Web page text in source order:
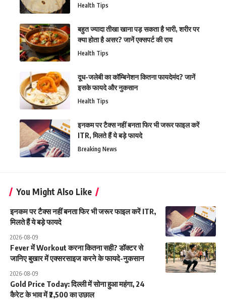
Health Tips
बहुत ज्यादा तीखा खाना पड़ सकता है भारी, शरीर पर
क्या होता है असर? जानें एक्सपर्ट की राय
Health Tips
दूध-जलेबी का कॉम्बिनेशन कितना फायदेमंद? जानें
इसके फायदे और नुकसान
Health Tips
इनकम पर टैक्स नहीं बनता फिर भी जरूर फाइल करें
ITR, मिलते हैं ये बड़े फायदे
Breaking News
You Might Also Like
इनकम पर टैक्स नहीं बनता फिर भी जरूर फाइल करें ITR,
मिलते हैं ये बड़े फायदे
2026-08-09
Fever में Workout करना कितना सही? डॉक्टर से
जानिए बुखार में एक्सरसाइज करने के फायदे-नुकसान
2026-08-09
Gold Price Today: दिल्ली में सोना हुआ महंगा, 24
कैरेट के भाव में ₹2,500 का उछाल